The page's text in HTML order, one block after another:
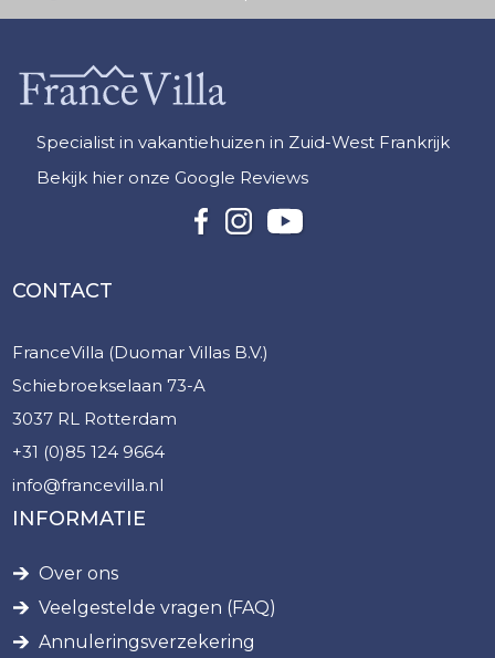
Specialist in vakantiehuizen in Zuid-West Frankrijk
Bekijk hier onze Google Reviews
CONTACT
FranceVilla (Duomar Villas B.V.)
Schiebroekselaan 73-A
3037 RL Rotterdam
+31 (0)85 124 9664
info@francevilla.nl
INFORMATIE
Over ons
Veelgestelde vragen (FAQ)
Annuleringsverzekering